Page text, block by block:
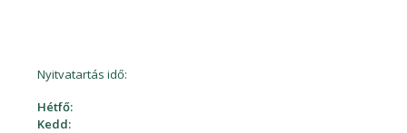
Nyitvatartás idő:
Hétfő:
Kedd: